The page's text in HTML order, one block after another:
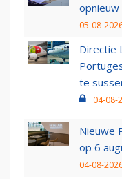
05-08-
Directie
te
04-08-
Nieuwe
op 6
04-08-